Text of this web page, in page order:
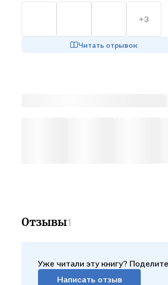
+3
Читать отрывок
Отзывы1
Уже читали эту книгу?
Написать отзыв